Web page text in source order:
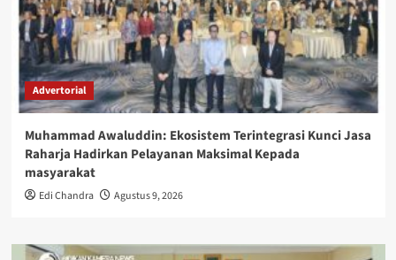
Advertorial
Muhammad Awaluddin: Ekosistem Terintegrasi Kunci Jasa
Raharja Hadirkan Pelayanan Maksimal Kepada
masyarakat
Edi Chandra Agustus 9, 2026